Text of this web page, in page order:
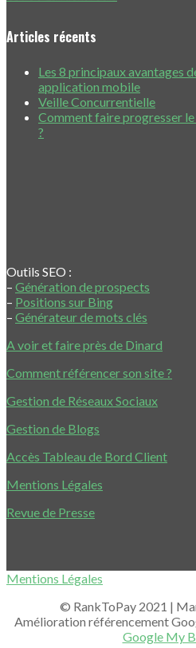
Articles récents
Les 8 principaux avantages
application mobile
Veille Concurrentielle
Comment faire progresser
?
Outils SEO :
– Génération de prospects
– Positions sur Bing
– Générateur de mots clés
A voir et faire près de Dinard
Comment référencer son site ?
Gestion de Réseaux Sociaux
Gestion de Blogs
Accès Tableau de Bord Client
Mentions Légales
Revue de Presse
Mentions Légales
© RankToPay 2021 |
Amélioration référencement
Google My